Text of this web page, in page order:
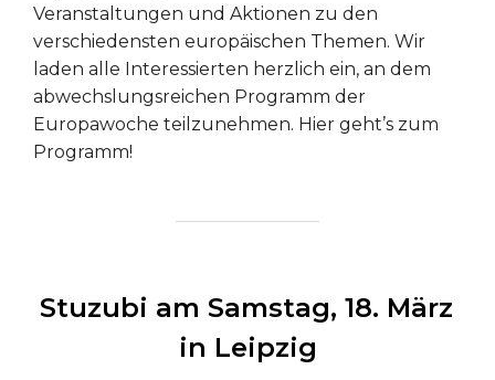
Veranstaltungen und Aktionen zu den
verschiedensten europäischen Themen. Wir
laden alle Interessierten herzlich ein, an dem
abwechslungsreichen Programm der
Europawoche teilzunehmen. Hier geht’s zum
Programm!
Stuzubi am Samstag, 18. März
in Leipzig